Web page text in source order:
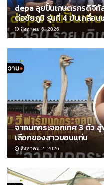
depa ลุยปั้นเกษตรกรดิจิทั
ต่อชัยภูมิ รุ่นที่ 4 ขับเคลื่อน
สิงหาคม 6, 2026
จากนกกระจอกเทศ 3 ตัว
เลือกของสาวขอนแก่น
สิงหาคม 2, 2026